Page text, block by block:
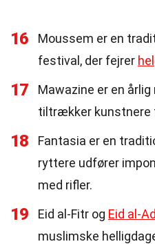
16
Moussem er en
festival, der fejrer
17
Mawazine er en
tiltrækker kunstnere
18
Fantasia er en
ryttere udfører
med rifler.
19 Eid al-Fitr og Eid al-
muslimske